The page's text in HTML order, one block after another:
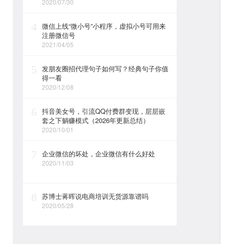
2020/07/30
微信上线“微小号”小程序，虚拟小号可用来
注册微信号
2021/04/05
发朋友圈招代理句子如何写？经典句子你值
得一看
2020/12/08
抖音美女号，引流QQ付费群变现，层层嵌
套之下躺赚模式（2026年更新总结）
2020/10/01
企业微信的坏处，企业微信有什么好处
2020/11/03
苏博士蒋晖说电商培训无货源靠谱吗
2020/05/28